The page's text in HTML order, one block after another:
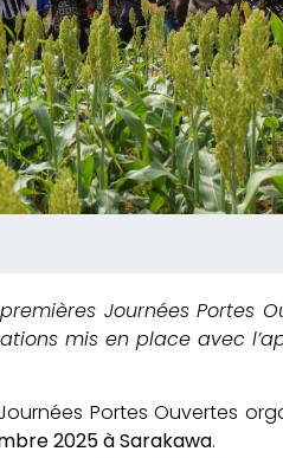
Journées Portes
mis en place avec
Portes Ouvertes
2025 à Sarakawa.